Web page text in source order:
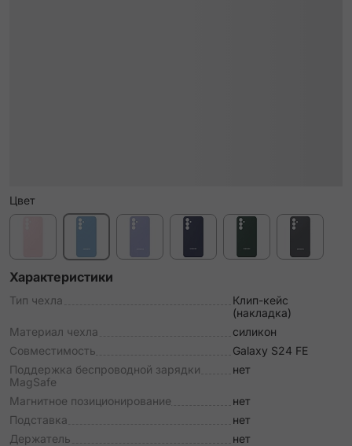
Цвет
Характеристики
Тип чехла
Клип-кейс
(накладка)
Материал чехла
силикон
Совместимость
Galaxy S24 FE
Поддержка беспроводной зарядки
MagSafe
нет
Магнитное позиционирование
нет
Подставка
нет
Держатель
нет